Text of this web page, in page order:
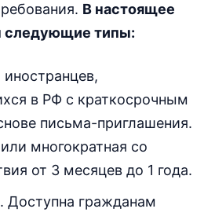
В настоящее
следующие типы:
в РФ с краткосрочным
письма-приглашения.
многократная со
от 3 месяцев до 1 года.
. Доступна гражданам